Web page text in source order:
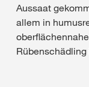
Aussaat
allem in